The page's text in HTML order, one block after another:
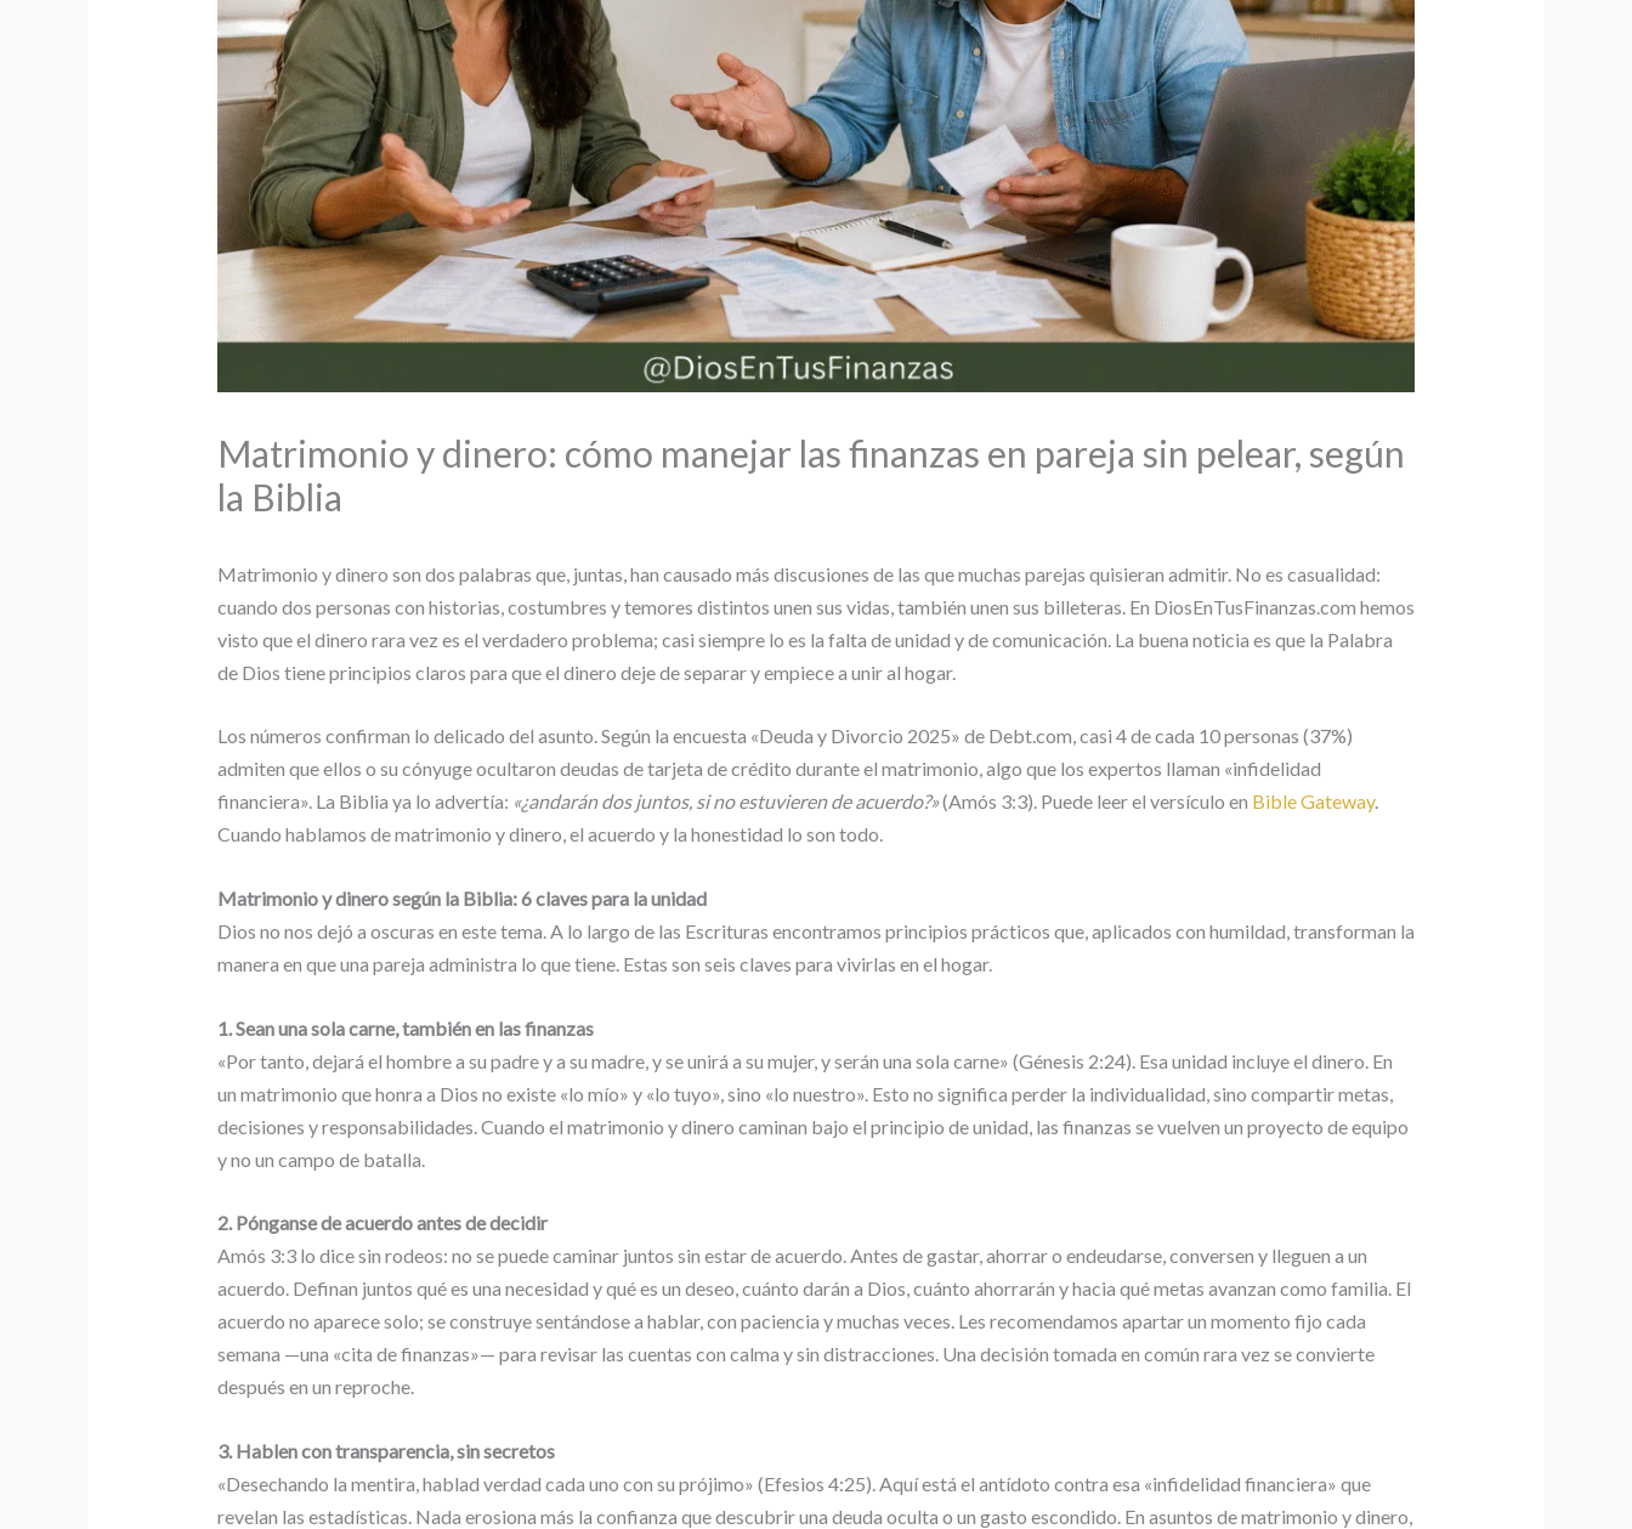
Matrimonio y dinero: cómo manejar las finanzas en pareja sin pelear, según
la Biblia
Matrimonio y dinero son dos palabras que, juntas, han causado más discusiones de las que muchas parejas quisieran admitir. No es casualidad:
cuando dos personas con historias, costumbres y temores distintos unen sus vidas, también unen sus billeteras. En DiosEnTusFinanzas.com hemos
visto que el dinero rara vez es el verdadero problema; casi siempre lo es la falta de unidad y de comunicación. La buena noticia es que la Palabra
de Dios tiene principios claros para que el dinero deje de separar y empiece a unir al hogar.
Los números confirman lo delicado del asunto. Según la encuesta «Deuda y Divorcio 2025» de Debt.com, casi 4 de cada 10 personas (37%)
admiten que ellos o su cónyuge ocultaron deudas de tarjeta de crédito durante el matrimonio, algo que los expertos llaman «infidelidad
financiera». La Biblia ya lo advertía: «¿andarán dos juntos, si no estuvieren de acuerdo?»(Amós 3:3). Puede leer el versículo en Bible Gateway.
Cuando hablamos de matrimonio y dinero, el acuerdo y la honestidad lo son todo.
Matrimonio y dinero según la Biblia: 6 claves para la unidad
Dios no nos dejó a oscuras en este tema. A lo largo de las Escrituras encontramos principios prácticos que, aplicados con humildad, transforman la
manera en que una pareja administra lo que tiene. Estas son seis claves para vivirlas en el hogar.
1. Sean una sola carne, también en las finanzas
«Por tanto, dejará el hombre a su padre y a su madre, y se unirá a su mujer, y serán una sola carne» (Génesis 2:24). Esa unidad incluye el dinero. En
un matrimonio que honra a Dios no existe «lo mío» y «lo tuyo», sino «lo nuestro». Esto no significa perder la individualidad, sino compartir metas,
decisiones y responsabilidades. Cuando el matrimonio y dinero caminan bajo el principio de unidad, las finanzas se vuelven un proyecto de equipo
y no un campo de batalla.
2. Pónganse de acuerdo antes de decidir
Amós 3:3 lo dice sin rodeos: no se puede caminar juntos sin estar de acuerdo. Antes de gastar, ahorrar o endeudarse, conversen y lleguen a un
acuerdo. Definan juntos qué es una necesidad y qué es un deseo, cuánto darán a Dios, cuánto ahorrarán y hacia qué metas avanzan como familia. El
acuerdo no aparece solo; se construye sentándose a hablar, con paciencia y muchas veces. Les recomendamos apartar un momento fijo cada
semana —una «cita de finanzas»— para revisar las cuentas con calma y sin distracciones. Una decisión tomada en común rara vez se convierte
después en un reproche.
3. Hablen con transparencia, sin secretos
«Desechando la mentira, hablad verdad cada uno con su prójimo» (Efesios 4:25). Aquí está el antídoto contra esa «infidelidad financiera» que
revelan las estadísticas. Nada erosiona más la confianza que descubrir una deuda oculta o un gasto escondido. En asuntos de matrimonio y dinero,